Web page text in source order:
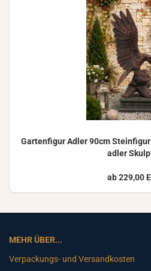
Gar­ten­fi­gur Adler 90cm
ad­ler
ab 229,00
MEHR ÜBER...
Verpackungs- und Versandkosten